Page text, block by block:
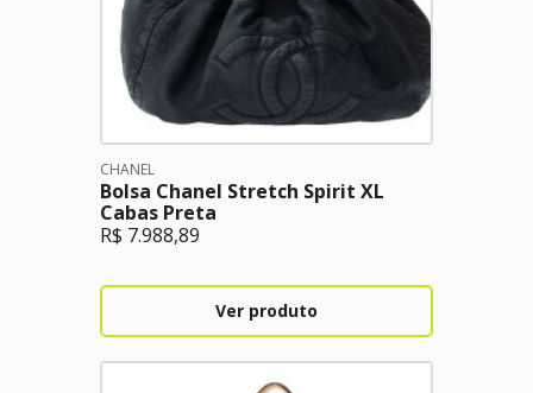
CHANEL
Bolsa Chanel Stretch Spirit XL
Cabas Preta
R$ 7.988,89
Ver produto